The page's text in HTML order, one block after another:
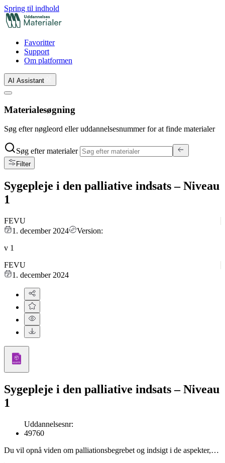
Spring til indhold
Favoritter
Support
Om platformen
AI Assistant
Materialesøgning
Søg efter nøgleord eller uddannelsesnummer for at finde materialer
Søg efter materialer
Filter
Sygepleje i den palliative indsats – Niveau
1
FEVU
1. december 2024
Version:
v 1
FEVU
1. december 2024
Sygepleje i den palliative indsats – Niveau
1
Uddannelsesnr:
49760
Du vil opnå viden om palliationsbegrebet og indsigt i de aspekter,